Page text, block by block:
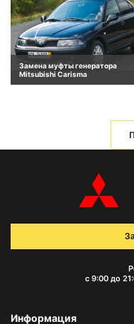
Замена муфты генератора
Mitsubishi Carisma
с 9:00 до
Информация